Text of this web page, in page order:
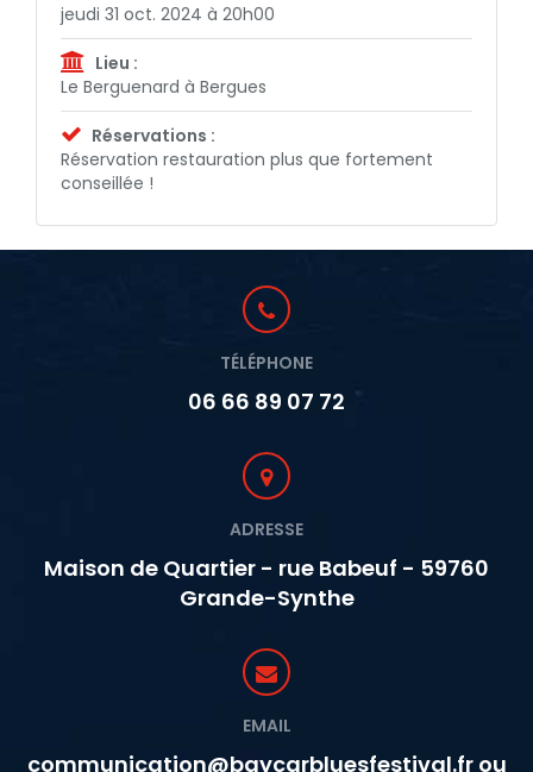
jeudi 31 oct. 2024 à 20h00
Lieu :
Le Berguenard à Bergues
Réservations :
Réservation restauration plus que fortement
conseillée !
TÉLÉPHONE
06 66 89 07 72
ADRESSE
Maison de Quartier - rue Babeuf - 59760
Grande-Synthe
EMAIL
communication@baycarbluesfestival.fr ou